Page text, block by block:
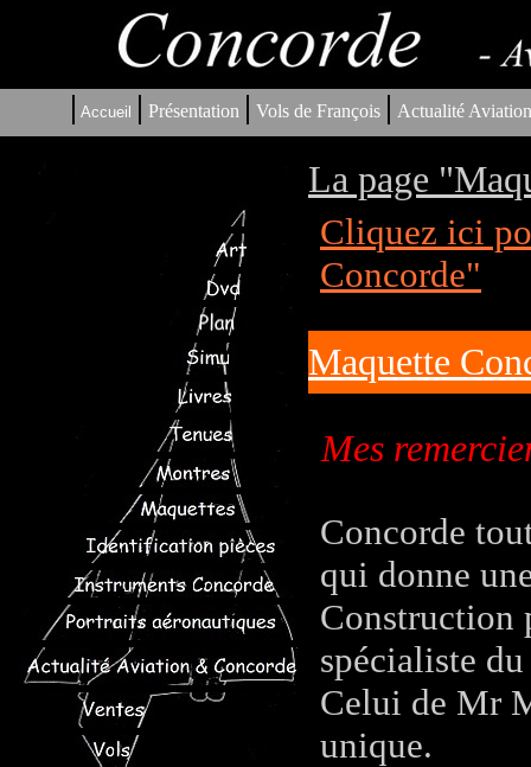
| Accueil | Présentation | Vols de François | Actualité
La page
Cliquez ici
Concorde"
Maquette
Mes
Concorde
qui donne
Construction
spécialiste du
Celui de Mr
unique.